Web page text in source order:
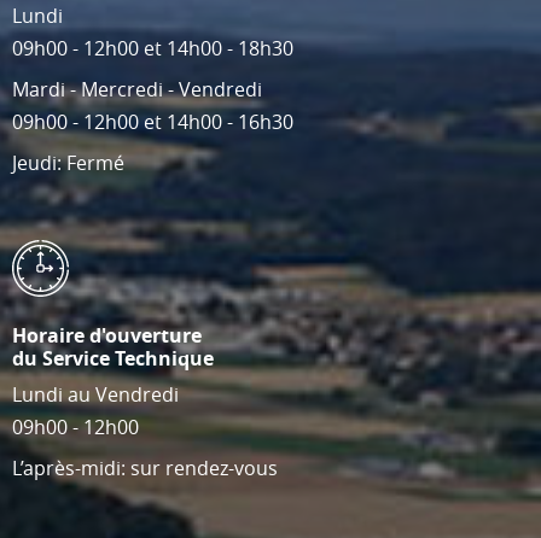
Lundi
09h00 - 12h00 et 14h00 - 18h30
Mardi - Mercredi - Vendredi
09h00 - 12h00 et 14h00 - 16h30
Jeudi: Fermé
Horaire d'ouverture
du Service Technique
Lundi au Vendredi
09h00 - 12h00
L’après-midi: sur rendez-vous